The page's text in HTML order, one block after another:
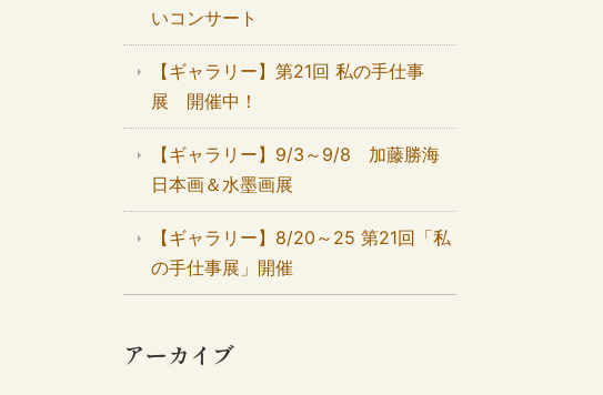
いコンサート
【ギャラリー】第21回 私の手仕事
展 開催中！
【ギャラリー】9/3～9/8 加藤勝海
日本画＆水墨画展
【ギャラリー】8/20～25 第21回「私
の手仕事展」開催
アーカイブ